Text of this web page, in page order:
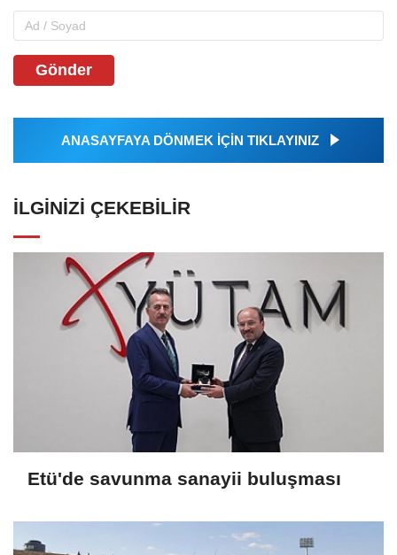
Gönder
ANASAYFAYA DÖNMEK İÇİN TIKLAYINIZ
İLGINIZI ÇEKEBILIR
Etü'de savunma sanayii buluşması